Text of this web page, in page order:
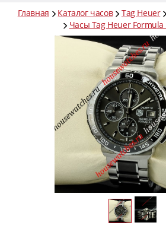
Главная Каталог часов Tag Heuer
Часы Tag Heuer Formula